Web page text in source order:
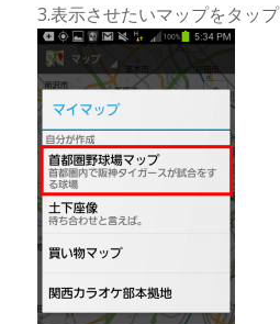
3.表示させたいマップをタップ